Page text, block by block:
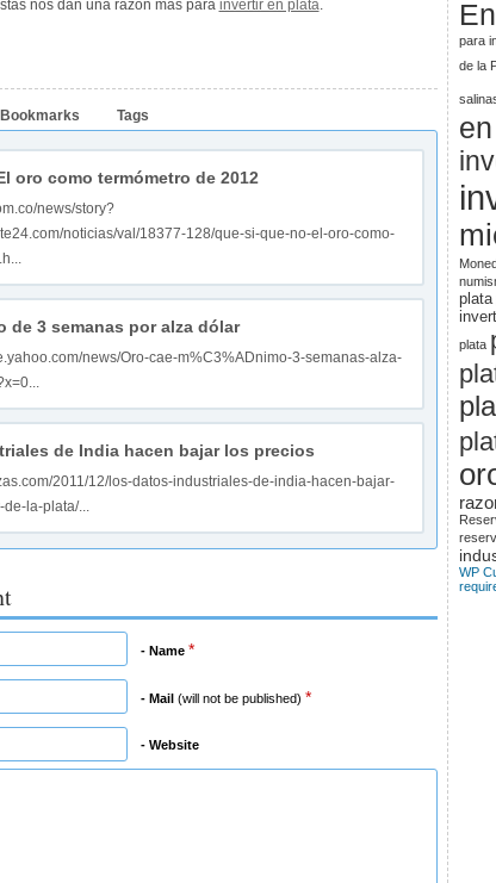
nos dan una razon mas para invertir en plata.
Bookmarks Tags
oro como termómetro de 2012
news/story?
noticias/val/18377-128/que-si-que-no-el-oro-como-
de 3 semanas por alza dólar
news/Oro-cae-m%C3%ADnimo-3-semanas-alza-
de India hacen bajar los precios
2011/12/los-datos-industriales-de-india-hacen-bajar-
de-la-plata/...
- Name *
- Mail (will not be published) *
- Website
para
de la
plata
plata
WP